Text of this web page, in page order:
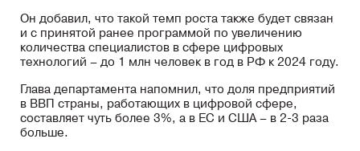
Он добавил, что такой темп роста также будет связан
и с принятой ранее программой по увеличению
количества специалистов в сфере цифровых
технологий – до 1 млн человек в год в РФ к 2024 году.
Глава департамента напомнил, что доля предприятий
в ВВП страны, работающих в цифровой сфере,
составляет чуть более 3%, а в ЕС и США – в 2-3 раза
больше.